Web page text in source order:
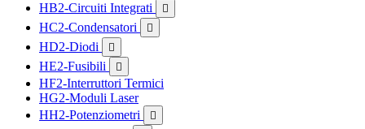
HB2-Circuiti Integrati 
HC2-Condensatori 
HD2-Diodi 
HE2-Fusibili 
HF2-Interruttori Termici
HG2-Moduli Laser
HH2-Potenziometri
